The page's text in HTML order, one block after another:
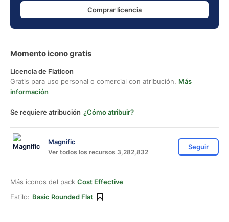
Comprar licencia
Momento icono gratis
Licencia de Flaticon
Gratis para uso personal o comercial con atribución. Más
información
Se requiere atribución ¿Cómo atribuir?
Magnific
Ver todos los recursos 3,282,832
Seguir
Más iconos del pack Cost Effective
Estilo: Basic Rounded Flat